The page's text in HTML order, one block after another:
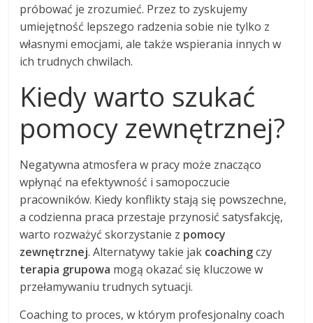
próbować je zrozumieć. Przez to zyskujemy
umiejętność lepszego radzenia sobie nie tylko z
własnymi emocjami, ale także wspierania innych w
ich trudnych chwilach.
Kiedy warto szukać
pomocy zewnętrznej?
Negatywna atmosfera w pracy może znacząco
wpłynąć na efektywność i samopoczucie
pracowników. Kiedy konflikty stają się powszechne,
a codzienna praca przestaje przynosić satysfakcję,
warto rozważyć skorzystanie z pomocy
zewnętrznej. Alternatywy takie jak coachingczy
terapia grupowa mogą okazać się kluczowe w
przełamywaniu trudnych sytuacji.
Coaching to proces, w którym profesjonalny coach